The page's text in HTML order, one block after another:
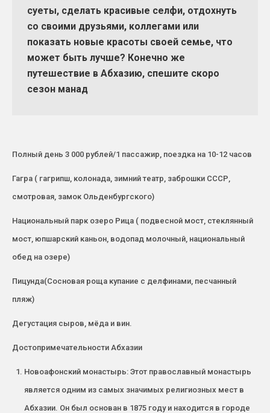
суеты, сделать красивые селфи, отдохнуть
со своими друзьями, коллегами или
показать новые красоты своей семье, что
может быть лучше? Конечно же
путешествие в Абхазию, спешите скоро
сезон манад
Пoлный день 3 000 рублей/1 пассажир, поездка на 10-12 часoв
Гагра ( гагрипш, колонада, зимний театр, заброшки СССР,
смотровая, замок Ольденбургского)
Национальный парк озеро Рица ( подвесной мост, стеклянный
мост, юпшарский каньон, водопад молочный, национальный
обед на озере)
Пицунда(Сосновая роща купание с делфинами, песчанный
пляж)
Дегустация сыров, мёда и вин.
Достопримечательности Абхазии
Новоафонский монастырь: Этот православный монастырь
является одним из самых значимых религиозных мест в
Абхазии. Он был основан в 1875 году и находится в городе